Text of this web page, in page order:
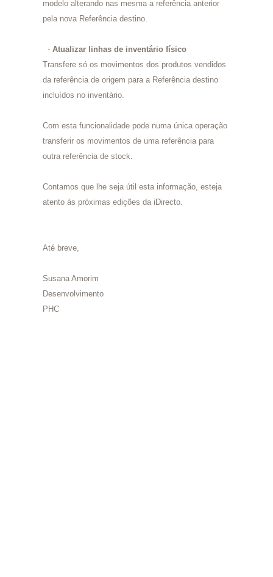
modelo alterando nas mesma a referência anterior
pela nova Referência destino.
-Atualizar linhas de inventário físico
Transfere só os movimentos dos produtos vendidos
da referência de origem para a Referência destino
incluídos no inventário.
Com esta funcionalidade pode numa única operação
transferir os movimentos de uma referência para
outra referência de stock.
Contamos que lhe seja útil esta informação, esteja
atento às próximas edições da iDirecto.
Até breve,
Susana Amorim
Desenvolvimento
PHC